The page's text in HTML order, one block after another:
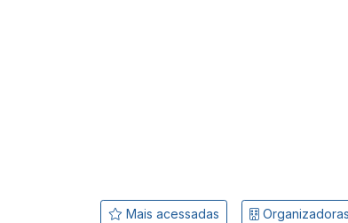
Mais acessadas Organizadoras